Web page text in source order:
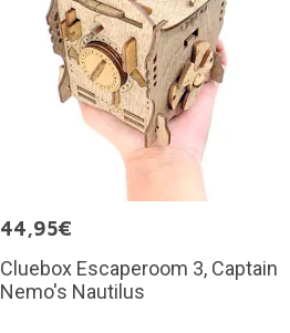
44,95€
Cluebox Escaperoom 3, Captain
Nemo's Nautilus